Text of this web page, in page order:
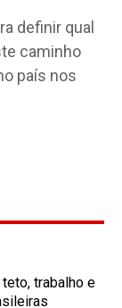
definir qual
caminho
país nos
trabalho e